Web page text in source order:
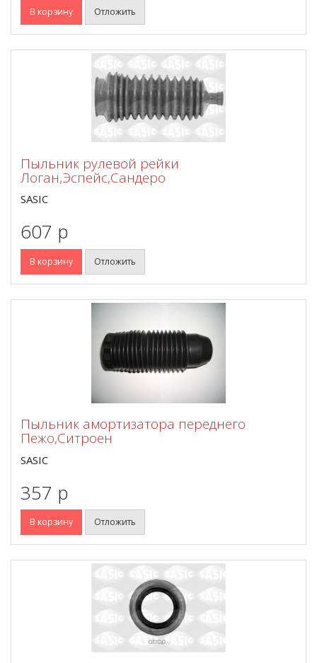
В корзину Отложить
Пыльник рулевой рейки
Логан,Эспейс,Сандеро
SASIC
607 p
В корзину Отложить
Пыльник амортизатора переднего
Пежо,Ситроен
SASIC
357 p
В корзину Отложить